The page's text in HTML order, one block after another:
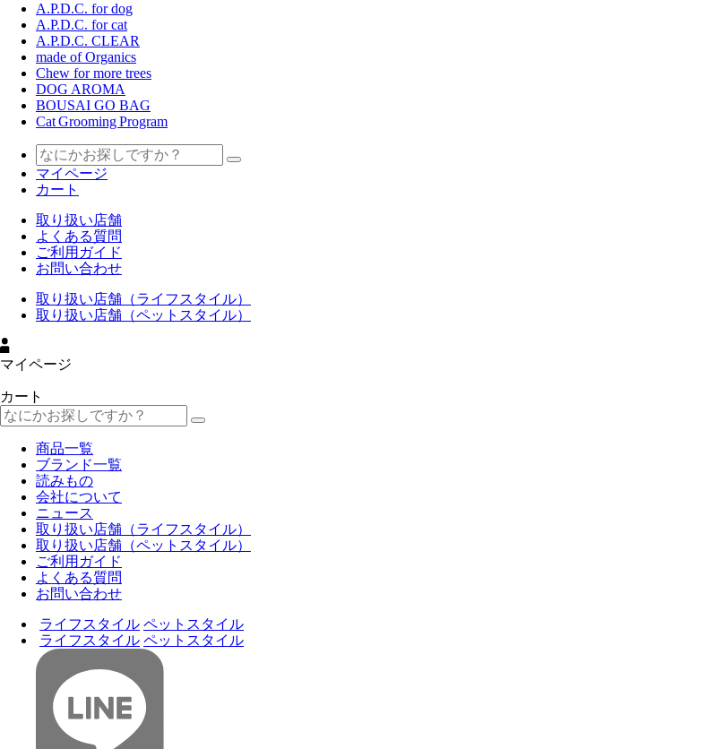
A.P.D.C. for dog
A.P.D.C. for cat
A.P.D.C. CLEAR
made of Organics
Chew for more trees
DOG AROMA
BOUSAI GO BAG
Cat Grooming Program
マイページ
カート
取り扱い店舗
よくある質問
ご利用ガイド
お問い合わせ
取り扱い店舗（ライフスタイル）
取り扱い店舗（ペットスタイル）
マイページ
カート
商品一覧
ブランド一覧
読みもの
会社について
ニュース
取り扱い店舗（ライフスタイル）
取り扱い店舗（ペットスタイル）
ご利用ガイド
よくある質問
お問い合わせ
ライフスタイル ペットスタイル
ライフスタイル ペットスタイル